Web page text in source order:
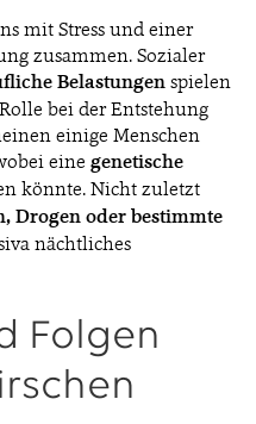
mit Stress und einer
zusammen. Sozialer
Belastungenspielen
bei der Entstehung
einige Menschen
eine genetische
könnte. Nicht zuletzt
Drogen oder bestimmte
nächtliches
Folgen